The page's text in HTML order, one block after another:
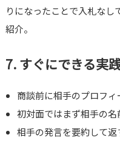
りになったことで入札なし
紹介。
7. すぐにできる実
商談前に相手のプロフ
初対面ではまず相手の
相手の発言を要約して返